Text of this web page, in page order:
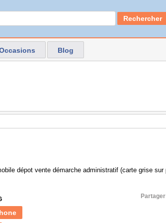
Rechercher
Blog
dépot vente démarche administratif (carte grise sur